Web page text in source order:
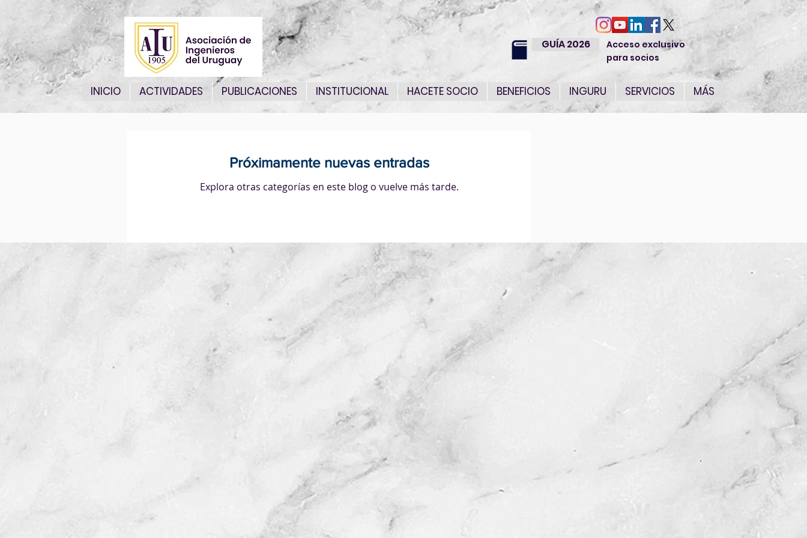
GUÍA 2026
Acceso exclusivo
para socios
INICIO ACTIVIDADES PUBLICACIONES INSTITUCIONAL HACETE SOCIO BENEFICIOS INGURU SERVICIOS MÁS
Próximamente nuevas entradas
Explora otras categorías en este blog o vuelve más tarde.